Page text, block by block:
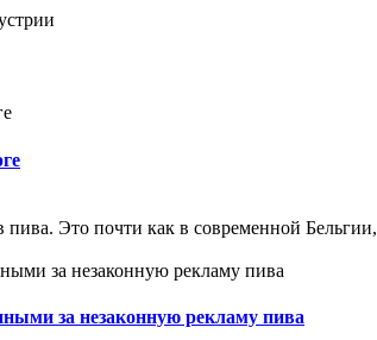
пива. Это почти как в современной
за незаконную рекламу пива